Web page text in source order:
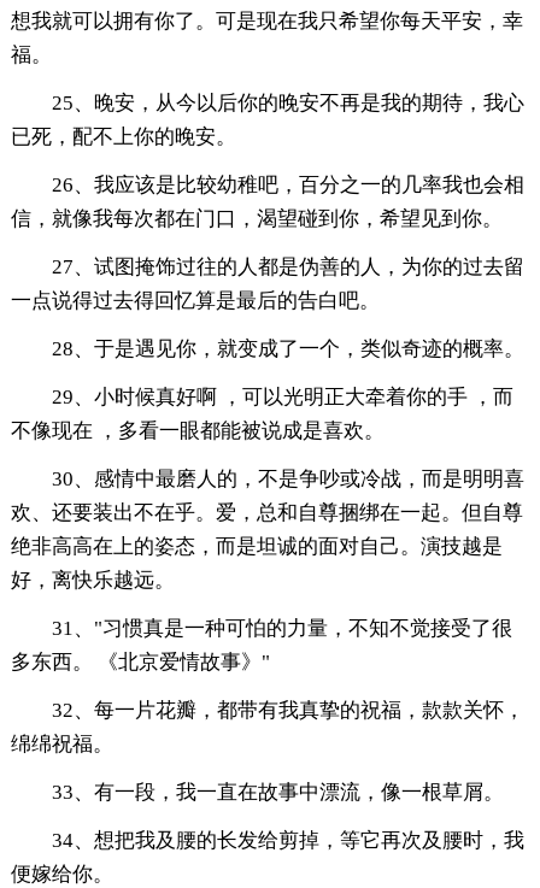
想我就可以拥有你了。可是现在我只希望你每天平安，幸
福。
25、晚安，从今以后你的晚安不再是我的期待，我心
已死，配不上你的晚安。
26、我应该是比较幼稚吧，百分之一的几率我也会相
信，就像我每次都在门口，渴望碰到你，希望见到你。
27、试图掩饰过往的人都是伪善的人，为你的过去留
一点说得过去得回忆算是最后的告白吧。
28、于是遇见你，就变成了一个，类似奇迹的概率。
29、小时候真好啊 ，可以光明正大牵着你的手 ，而
不像现在 ，多看一眼都能被说成是喜欢。
30、感情中最磨人的，不是争吵或冷战，而是明明喜
欢、还要装出不在乎。爱，总和自尊捆绑在一起。但自尊
绝非高高在上的姿态，而是坦诚的面对自己。演技越是
好，离快乐越远。
31、"习惯真是一种可怕的力量，不知不觉接受了很
多东西。 《北京爱情故事》"
32、每一片花瓣，都带有我真挚的祝福，款款关怀，
绵绵祝福。
33、有一段，我一直在故事中漂流，像一根草屑。
34、想把我及腰的长发给剪掉，等它再次及腰时，我
便嫁给你。